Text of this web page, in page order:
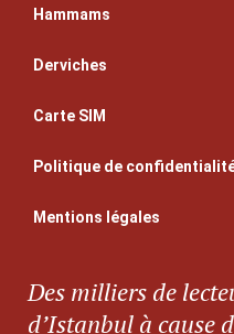
Hammams
Derviches
Carte SIM
Politique de
Mentions légales
Des milliers de
d’Istanbul à cause